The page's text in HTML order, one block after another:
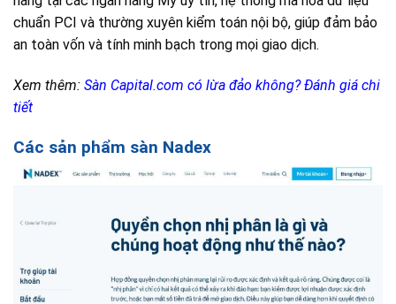
chuẩn PCI và thường xuyên kiểm toán nội bộ, giúp đảm bảo
an toàn vốn và tính minh bạch trong mọi giao dịch.
Xem thêm: Sàn Capital.com có lừa đảo không? Đánh giá chi
tiết
Các sản phẩm sàn Nadex